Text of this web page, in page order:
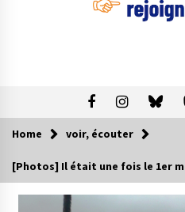
Home voir, écouter
[Photos] Il était une fois le 1er